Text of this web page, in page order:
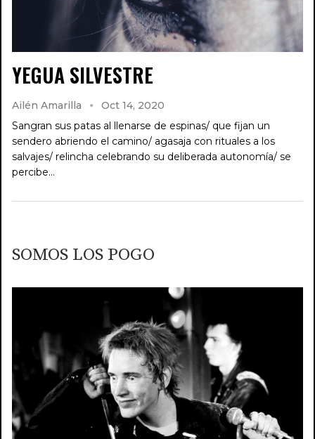
YEGUA SILVESTRE
Ailén Amarilla
Oct 14, 2020
Sangran sus patas al llenarse de espinas/ que fijan un
sendero abriendo el camino/ agasaja con rituales a los
salvajes/ relincha celebrando su deliberada autonomía/ se
percibe…
SOMOS LOS POGO